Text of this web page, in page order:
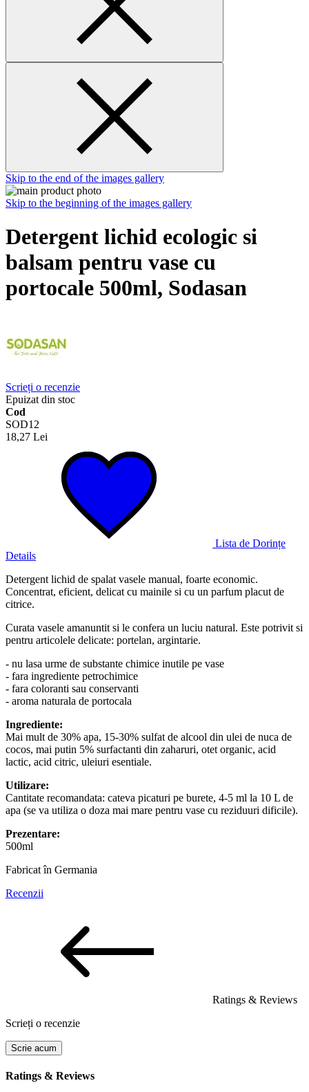
Skip to the end of the images gallery
Skip to the beginning of the images gallery
Detergent lichid ecologic si
balsam pentru vase cu
portocale 500ml, Sodasan
Scrieți o recenzie
Epuizat din stoc
Cod
SOD12
18,27 Lei
Lista de Dorințe
Details
Detergent lichid de spalat vasele manual, foarte economic.
Concentrat, eficient, delicat cu mainile si cu un parfum placut de
citrice.
Curata vasele amanuntit si le confera un luciu natural. Este potrivit si
pentru articolele delicate: portelan, argintarie.
- nu lasa urme de substante chimice inutile pe vase
- fara ingrediente petrochimice
- fara coloranti sau conservanti
- aroma naturala de portocala
Ingrediente:
Mai mult de 30% apa, 15-30% sulfat de alcool din ulei de nuca de
cocos, mai putin 5% surfactanti din zaharuri, otet organic, acid
lactic, acid citric, uleiuri esentiale.
Utilizare:
Cantitate recomandata: cateva picaturi pe burete, 4-5 ml la 10 L de
apa (se va utiliza o doza mai mare pentru vase cu reziduuri dificile).
Prezentare:
500ml
Fabricat în Germania
Recenzii
Ratings & Reviews
Scrieți o recenzie
Scrie acum
Ratings & Reviews